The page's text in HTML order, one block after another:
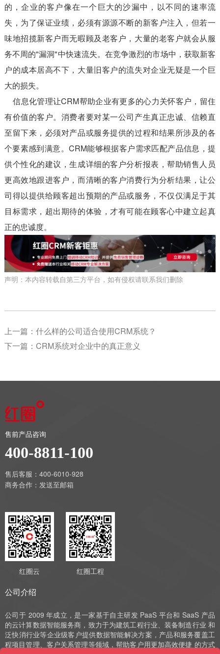
的，企业的客户像在一个巨大的沙漏中，以不同的速率流
失，为了保证业绩，必须有源源不断的新客户注入，但若一
味地招揽新客户而无暇顾及老客户，大量的老客户就会从服
务不周的"漏洞"中快速流失。在竞争激烈的市场中，获取新客
户的成本居高不下，大量旧客户的流失对企业无疑是一个巨
大的损失。
信息化管理让CRM帮助企业有更多的心力关怀客户，留住
有价值的客户。消费者要对某一公司产生真正忠诚、信赖直
至留下来，必须对产品或服务提供的过程和结果所涉及的各
个要素感到满意。CRM能够根据客户需求匹配产品信息，提
供个性化的建议，生成详细的客户分析报表，帮助销售人员
更高效地跟进客户，而清晰的客户消费行为分析结果，让公
司得以提供给顾客超出预期的产品或服务，不仅仅满足于其
目标需求，超出期待的体验，才有可能在顾客心中建立起真
正的忠诚度。
声明：本内容转载自第三方平台，如有侵权请联系我们删除
上一篇： 什么样的公司适合使用CRM系统？
下一篇： CRM系统对企业中的真正意义
售前产品咨询
400-8811-100
售后客服：400-6010-928
商务合作： 发送至邮箱
红圈云 红圈工程
公司介绍
公司于 2009 年成立，是一家基于自主研发 PaaS 平台和 SaaS 产品
的云计算数据智能服务商，致力于为建筑工程行业、装备制造行业 和
泛快消行业等企业级客户提供数据智能解决方案，产品和服务覆盖工
程项目管理、客户关系管理等领域，帮助客户用更加高效便捷 的方式